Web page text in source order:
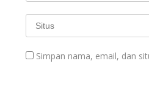
Simpan nama, email, dan